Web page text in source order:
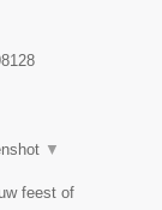
▼
feest of